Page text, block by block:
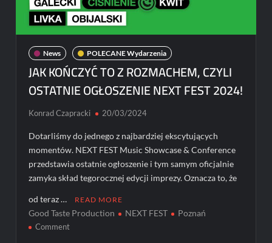
News POLECANE Wydarzenia
JAK KOŃCZYĆ TO Z ROZMACHEM, CZYLI
OSTATNIE OGŁOSZENIE NEXT FEST 2024!
Konrad Czapracki 20/03/2024
Dotarliśmy do jednego z najbardziej ekscytujących
momentów. NEXT FEST Music Showcase & Conference
przedstawia ostatnie ogłoszenie i tym samym oficjalnie
zamyka skład tegorocznej edycji imprezy. Oznacza to, że
od teraz … READ MORE
Good Taste Production NEXT FEST Poznań
Commenton